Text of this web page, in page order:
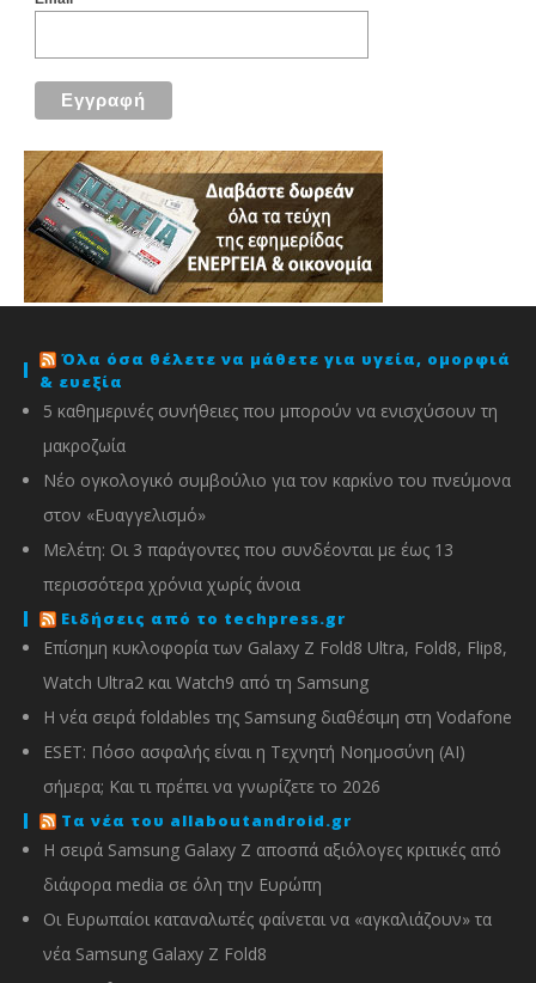
Όλα όσα θέλετε να μάθετε για υγεία, ομορφιά
& ευεξία
5 καθημερινές συνήθειες που μπορούν να ενισχύσουν τη
μακροζωία
Νέο ογκολογικό συμβούλιο για τον καρκίνο του πνεύμονα
στον «Ευαγγελισμό»
Μελέτη: Οι 3 παράγοντες που συνδέονται με έως 13
περισσότερα χρόνια χωρίς άνοια
Ειδήσεις από το techpress.gr
Επίσημη κυκλοφορία των Galaxy Z Fold8 Ultra, Fold8, Flip8,
Watch Ultra2 και Watch9 από τη Samsung
Η νέα σειρά foldables της Samsung διαθέσιμη στη Vodafone
ESET: Πόσο ασφαλής είναι η Τεχνητή Νοημοσύνη (AI)
σήμερα; Και τι πρέπει να γνωρίζετε το 2026
Τα νέα του allaboutandroid.gr
Η σειρά Samsung Galaxy Z αποσπά αξιόλογες κριτικές από
διάφορα media σε όλη την Ευρώπη
Οι Ευρωπαίοι καταναλωτές φαίνεται να «αγκαλιάζουν» τα
νέα Samsung Galaxy Z Fold8